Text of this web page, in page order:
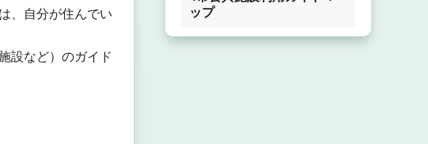
、自分が住んでい
設など）のガイド
ップ